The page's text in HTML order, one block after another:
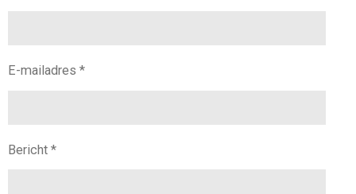
E-mailadres *
Bericht *